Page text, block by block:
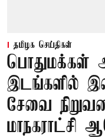
தமிழக செய்திகள்
பொதுமக்கள்
இடங்களில்
சேவை
மாநகராட்சி